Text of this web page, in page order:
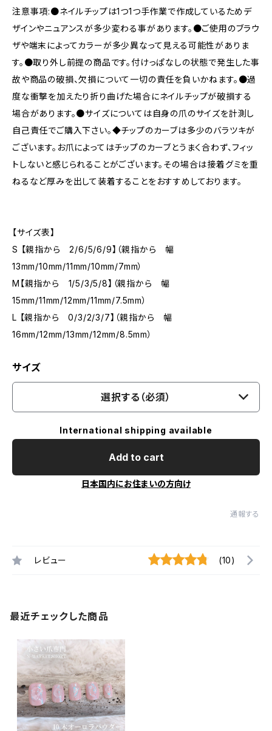
注意事項:●ネイルチップは1つ1つ手作業で作成しているためデ
ザインやニュアンスが多少変わる事があります。●ご使用のブラウ
ザや端末によってカラーが多少異なって見える可能性がありま
す。●取り外し前提の商品です。付けっぱなしの状態で発生した事
故や商品の破損、欠損について一切の責任を負いかねます。●過
度な衝撃を加えたり折り曲げた場合にネイルチップが破損する
場合があります。●サイズについては自身の爪のサイズを計測し
自己責任でご購入下さい。◆チップのカーブは多少のバラツキが
ございます。お爪によってはチップのカーブとうまく合わず、フィッ
トしないと感じられることがございます。その場合は接着グミを重
ねるなど厚みを出して装着することをおすすめしております。
【サイズ表】
S 【親指から 2/6/5/6/9】（親指から 幅
13mm/10mm/11mm/10mm/7mm）
M【親指から 1/5/3/5/8】（親指から 幅
15mm/11mm/12mm/11mm/7.5mm）
L 【親指から 0/3/2/3/7】（親指から 幅
16mm/12mm/13mm/12mm/8.5mm）
サイズ
選択する（必須）
International shipping available
Add to cart
日本国内にお住まいの方向け
通報する
レビュー (10)
最近チェックした商品